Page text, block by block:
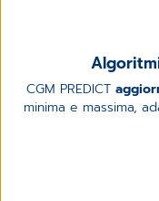
CGM PREDICT
minima e massima,